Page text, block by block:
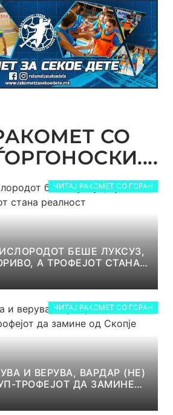
СО
ЧИТАЈ РАКОМЕТ СО ГОРАН
БЕШЕ ЛУКСУЗ,
А ТРОФЕЈОТ СТАНА
ЧИТАЈ РАКОМЕТ СО ГОРАН
И ВЕРУВА, ВАРДАР (НЕ)
ТРОФЕЈОТ ДА ЗАМИНЕ